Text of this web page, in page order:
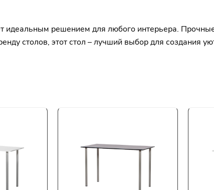
идеальным решением для любого интерьера.
столов, этот стол – лучший выбор для создания